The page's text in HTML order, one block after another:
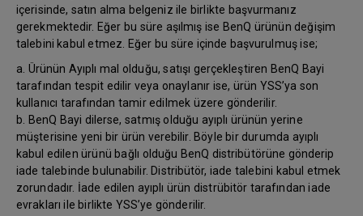
içerisinde, satın alma belgeniz ile birlikte başvurmanız
gerekmektedir. Eğer bu süre aşılmış ise BenQ ürünün değişim
talebini kabul etmez. Eğer bu süre içinde başvurulmuş ise;
a. Ürünün Ayıplı mal olduğu, satışı gerçekleştiren BenQ Bayi
tarafından tespit edilir veya onaylanır ise, ürün YSS’ya son
kullanıcı tarafından tamir edilmek üzere gönderilir.
b. BenQ Bayi dilerse, satmış olduğu ayıplı ürünün yerine
müşterisine yeni bir ürün verebilir. Böyle bir durumda ayıplı
kabul edilen ürünü bağlı olduğu BenQ distribütörüne gönderip
iade talebinde bulunabilir. Distribütör, iade talebini kabul etmek
zorundadır. İade edilen ayıplı ürün distrübitör tarafından iade
evrakları ile birlikte YSS’ye gönderilir.